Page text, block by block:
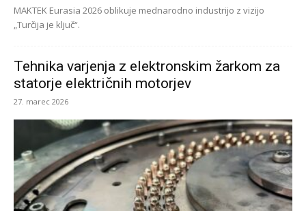
MAKTEK Eurasia 2026 oblikuje mednarodno industrijo z vizijo
„Turčija je ključ“.
Tehnika varjenja z elektronskim žarkom za
statorje električnih motorjev
27. marec 2026